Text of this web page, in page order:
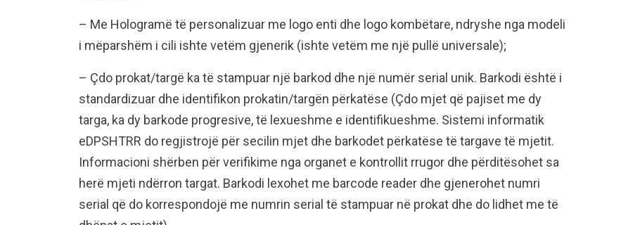
– Me Hologramë të personalizuar me logo enti dhe logo kombëtare, ndryshe nga modeli
i mëparshëm i cili ishte vetëm gjenerik (ishte vetëm me një pullë universale);
– Çdo prokat/targë ka të stampuar një barkod dhe një numër serial unik. Barkodi është i
standardizuar dhe identifikon prokatin/targën përkatëse (Çdo mjet që pajiset me dy
targa, ka dy barkode progresive, të lexueshme e identifikueshme. Sistemi informatik
eDPSHTRR do regjistrojë për secilin mjet dhe barkodet përkatëse të targave të mjetit.
Informacioni shërben për verifikime nga organet e kontrollit rrugor dhe përditësohet sa
herë mjeti ndërron targat. Barkodi lexohet me barcode reader dhe gjenerohet numri
serial që do korrespondojë me numrin serial të stampuar në prokat dhe do lidhet me të